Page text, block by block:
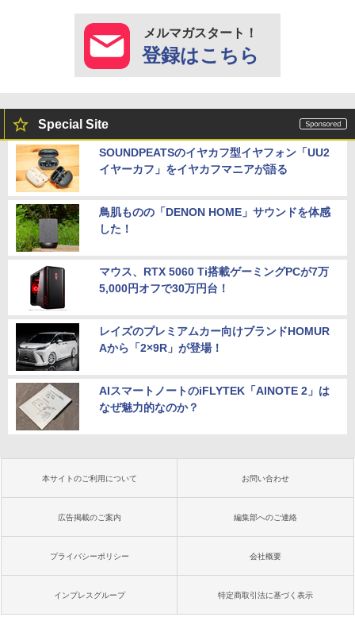
メルマガスタート！
登録はこちら
Special Site
SOUNDPEATSのイヤカフ型イヤフォン「UU2
イヤーカフ」をイヤカフマニアが語る
鳥肌ものの「DENON HOME」サウンドを体感
した！
マウス、RTX 5060 Ti搭載ゲーミングPCが7万
5,000円オフで30万円台！
レイズのプレミアムカー向けブランドHOMUR
Aから「2×9R」が登場！
AIスマートノートのiFLYTEK「AINOTE 2」は
なぜ魅力的なのか？
本サイトのご利用について お問い合わせ
広告掲載のご案内 編集部へのご連絡
プライバシーポリシー 会社概要
インプレスグループ 特定商取引法に基づく表示